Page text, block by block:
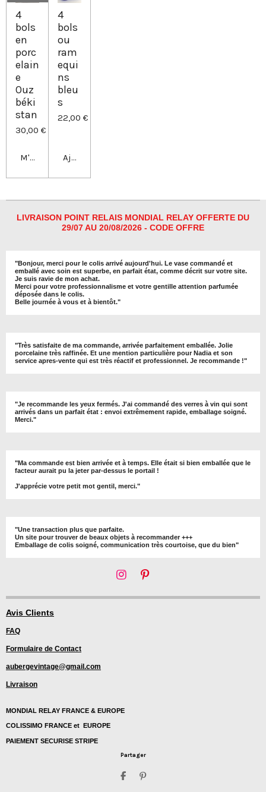
4
bols
en
porc
elain
e
Ouz
béki
stan
30,00 €
M'avertir si disponible
4
bols
ou
ram
equi
ns
bleu
s
22,00 €
Ajouter au panier
LIVRAISON POINT RELAIS MONDIAL RELAY OFFERTE DU
29/07 AU 20/08/2026 - CODE OFFRE
"Bonjour, merci pour le colis arrivé aujourd'hui. Le vase commandé et
emballé avec soin est superbe, en parfait état, comme décrit sur votre site.
Je suis ravie de mon achat.
Merci pour votre professionnalisme et votre gentille attention parfumée
déposée dans le colis.
Belle journée à vous et à bientôt."
"Très satisfaite de ma commande, arrivée parfaitement emballée. Jolie
porcelaine très raffinée. Et une mention particulière pour Nadia et son
service apres-vente qui est très réactif et professionnel. Je recommande !"
"Je recommande les yeux fermés. J'ai commandé des verres à vin qui sont
arrivés dans un parfait état : envoi extrêmement rapide, emballage soigné.
Merci."
"Ma commande est bien arrivée et à temps. Elle était si bien emballée que le
facteur aurait pu la jeter par-dessus le portail !
J'apprécie votre petit mot gentil, merci."
"Une transaction plus que parfaite.
Un site pour trouver de beaux objets à recommander +++
Emballage de colis soigné, communication très courtoise, que du bien"
I
s
P
n
Avis Clients
FAQ
Formulaire de Contact
aubergevintage@gmail.com
Livraison
MONDIAL RELAY FRANCE & EUROPE
COLISSIMO FRANCE et EUROPE
PAIEMENT SECURISE STRIPE
Partager
P
É